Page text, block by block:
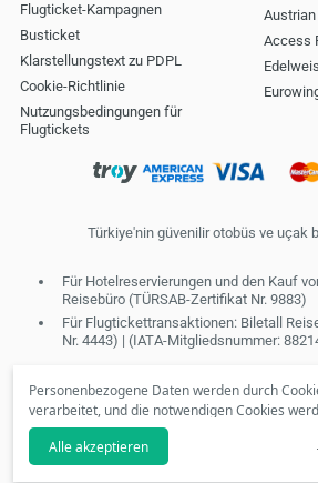
Personenbezogene Daten werden durch
verarbeitet, und die notwendigen Cookies
Bereitstellung von Diensten der
verwendet. In Übereinstimmung mit Ihren
Ihnen keine personalisierten Cookies und
Alle akzeptieren
Flugticket-Kampagnen
Busticket
Klarstellungstext zu PDPL
Cookie-Richtlinie
Nutzungsbedingungen für
Flugtickets
Access
Türkiye'nin güvenilir otobüs ve uçak
Für Hotelreservierungen und den Kauf
Reisebüro (TÜRSAB-Zertifikat Nr. 9883)
Für Flugtickettransaktionen: Biletall
Nr. 4443) | (IATA-Mitgliedsnummer: